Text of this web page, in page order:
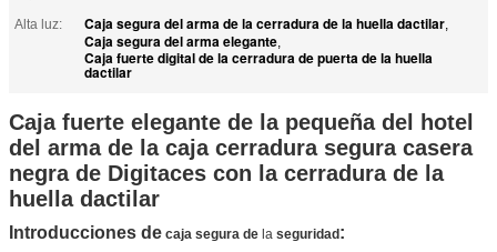
Alta luz: Caja segura del arma de la cerradura de la huella dactilar,
Caja segura del arma elegante,
Caja fuerte digital de la cerradura de puerta de la huella
dactilar
Caja fuerte elegante de la pequeña del hotel
del arma de la caja cerradura segura casera
negra de Digitaces con la cerradura de la
huella dactilar
Introducciones de caja segura de la seguridad: